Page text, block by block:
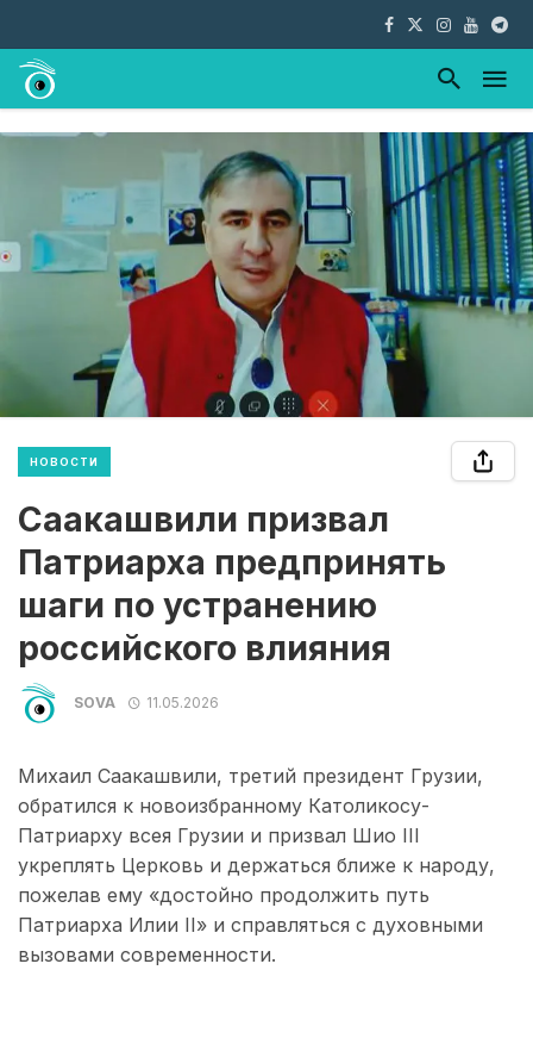
НОВОСТИ
Саакашвили призвал
Патриарха предпринять
шаги по устранению
российского влияния
SOVA 11.05.2026
Михаил Саакашвили, третий президент Грузии,
обратился к новоизбранному Католикосу-
Патриарху всея Грузии и призвал Шио III
укреплять Церковь и держаться ближе к народу,
пожелав ему «достойно продолжить путь
Патриарха Илии II» и справляться с духовными
вызовами современности.